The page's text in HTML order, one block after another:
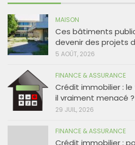
MAISON
Ces bâtiments
devenir des projets
5 AOÛT, 2026
FINANCE & ASSURANCE
Crédit immobilier :
il vraiment menacé ?
29 JUIL, 2026
FINANCE & ASSURANCE
Crédit immobilier :